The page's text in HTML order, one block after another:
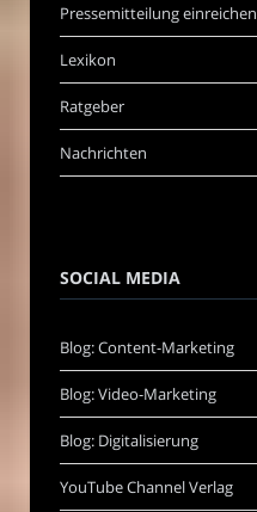
Pressemitteilung einreichen
Lexikon
Ratgeber
Nachrichten
SOCIAL MEDIA
Blog: Content-Marketing
Blog: Video-Marketing
Blog: Digitalisierung
YouTube Channel Verlag